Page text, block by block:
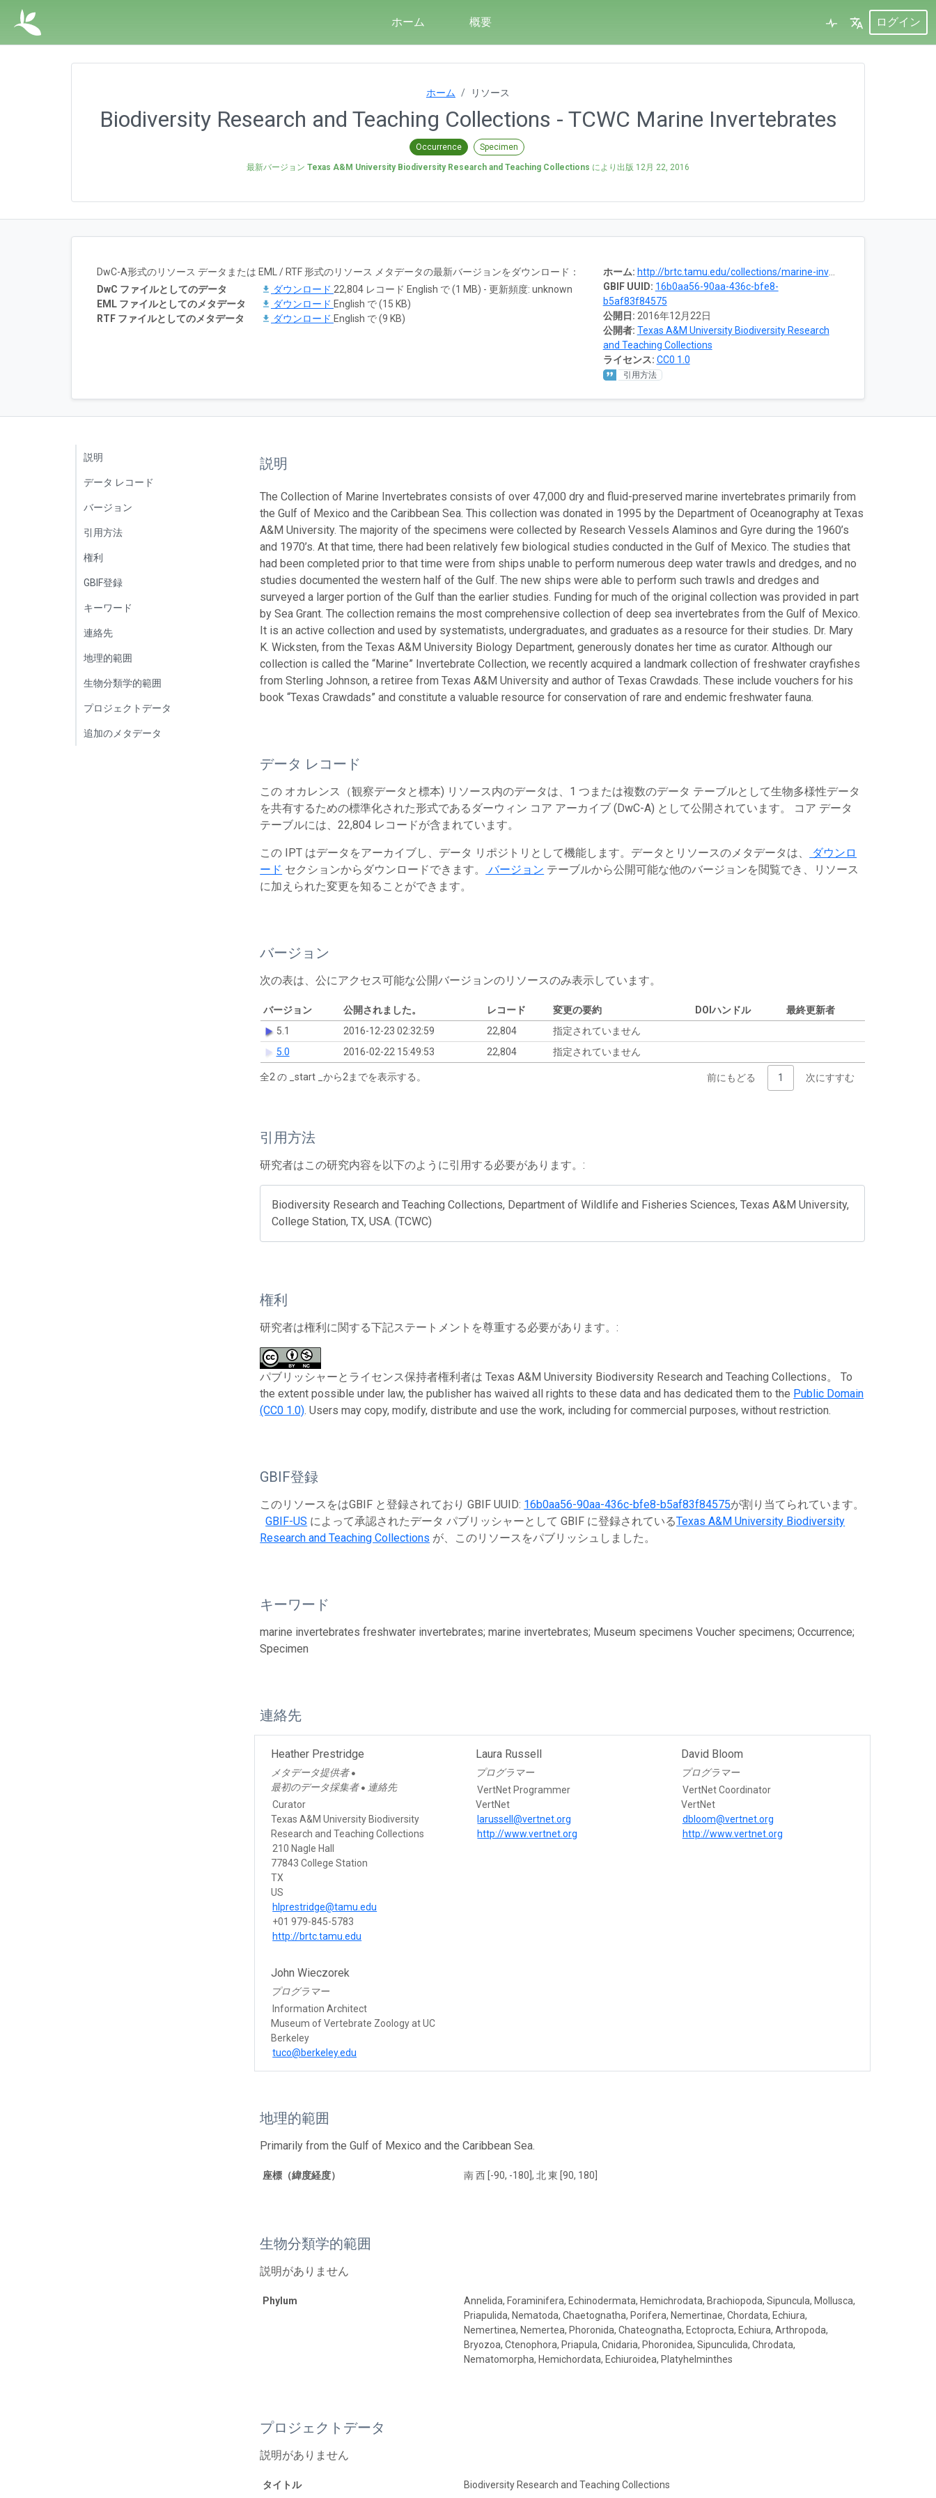
ホーム 概要 ログイン
ホーム リソース
Biodiversity Research and Teaching Collections - TCWC Marine Invertebrates
Occurrence Specimen
最新バージョン Texas A&M University Biodiversity Research and Teaching Collections により出版 12月 22, 2016
ホーム: http://brtc.tamu.edu/collections/marine-invertebrates/
GBIF UUID: 16b0aa56-90aa-436c-bfe8-
b5af83f84575
公開日: 2016年12月22日
公開者: Texas A&M University Biodiversity Research
and Teaching Collections
ライセンス: CC0 1.0
引用方法
DwC-A形式のリソース データまたは EML / RTF 形式のリソース メタデータの最新バージョンをダウンロード：
DwC ファイルとしてのデータ
ダウンロード 22,804 レコード English で (1 MB) - 更新頻度: unknown
EML ファイルとしてのメタデータ
ダウンロード English で (15 KB)
RTF ファイルとしてのメタデータ
ダウンロード English で (9 KB)
説明
データ レコード
バージョン
引用方法
権利
GBIF登録
キーワード
連絡先
地理的範囲
生物分類学的範囲
プロジェクトデータ
追加のメタデータ
説明
The Collection of Marine Invertebrates consists of over 47,000 dry and fluid-preserved marine invertebrates primarily from
the Gulf of Mexico and the Caribbean Sea. This collection was donated in 1995 by the Department of Oceanography at Texas
A&M University. The majority of the specimens were collected by Research Vessels Alaminos and Gyre during the 1960’s
and 1970’s. At that time, there had been relatively few biological studies conducted in the Gulf of Mexico. The studies that
had been completed prior to that time were from ships unable to perform numerous deep water trawls and dredges, and no
studies documented the western half of the Gulf. The new ships were able to perform such trawls and dredges and
surveyed a larger portion of the Gulf than the earlier studies. Funding for much of the original collection was provided in part
by Sea Grant. The collection remains the most comprehensive collection of deep sea invertebrates from the Gulf of Mexico.
It is an active collection and used by systematists, undergraduates, and graduates as a resource for their studies. Dr. Mary
K. Wicksten, from the Texas A&M University Biology Department, generously donates her time as curator. Although our
collection is called the “Marine” Invertebrate Collection, we recently acquired a landmark collection of freshwater crayfishes
from Sterling Johnson, a retiree from Texas A&M University and author of Texas Crawdads. These include vouchers for his
book “Texas Crawdads” and constitute a valuable resource for conservation of rare and endemic freshwater fauna.
データ レコード
この オカレンス（観察データと標本) リソース内のデータは、1 つまたは複数のデータ テーブルとして生物多様性データ
を共有するための標準化された形式であるダーウィン コア アーカイブ (DwC-A) として公開されています。 コア データ
テーブルには、22,804 レコードが含まれています。
この IPT はデータをアーカイブし、データ リポジトリとして機能します。データとリソースのメタデータは、
ダウンロ
ード セクションからダウンロードできます。 バージョン テーブルから公開可能な他のバージョンを閲覧でき、リソース
に加えられた変更を知ることができます。
バージョン
次の表は、公にアクセス可能な公開バージョンのリソースのみ表示しています。
バージョン 公開されました。 レコード 変更の要約 DOIハンドル
最終更新者
5.1
2016-12-23 02:32:59 22,804
指定されていません
5.0
2016-02-22 15:49:53 22,804 指定されていません
全2 の _start _から2までを表示する。 前にもどる 1 次にすすむ
引用方法
研究者はこの研究内容を以下のように引用する必要があります。:
Biodiversity Research and Teaching Collections, Department of Wildlife and Fisheries Sciences, Texas A&M University,
College Station, TX, USA. (TCWC)
権利
研究者は権利に関する下記ステートメントを尊重する必要があります。:
パブリッシャーとライセンス保持者権利者は Texas A&M University Biodiversity Research and Teaching Collections。 To
the extent possible under law, the publisher has waived all rights to these data and has dedicated them to the Public Domain
(CC0 1.0). Users may copy, modify, distribute and use the work, including for commercial purposes, without restriction.
GBIF登録
このリソースをはGBIF と登録されており GBIF UUID: 16b0aa56-90aa-436c-bfe8-b5af83f84575が割り当てられています。
GBIF-US によって承認されたデータ パブリッシャーとして GBIF に登録されているTexas A&M University Biodiversity
Research and Teaching Collections が、このリソースをパブリッシュしました。
キーワード
marine invertebrates freshwater invertebrates; marine invertebrates; Museum specimens Voucher specimens; Occurrence;
Specimen
連絡先
Heather Prestridge
メタデータ提供者 ●
最初のデータ採集者 ● 連絡先
Curator
Texas A&M University Biodiversity
Research and Teaching Collections
210 Nagle Hall
77843 College Station
TX
US
hlprestridge@tamu.edu
+01 979-845-5783
http://brtc.tamu.edu
Laura Russell
プログラマー
VertNet Programmer
VertNet
larussell@vertnet.org
http://www.vertnet.org
David Bloom
プログラマー
VertNet Coordinator
VertNet
dbloom@vertnet.org
http://www.vertnet.org
John Wieczorek
プログラマー
Information Architect
Museum of Vertebrate Zoology at UC
Berkeley
tuco@berkeley.edu
地理的範囲
Primarily from the Gulf of Mexico and the Caribbean Sea.
座標（緯度経度） 南 西 [-90, -180], 北 東 [90, 180]
生物分類学的範囲
説明がありません
Phylum
Annelida, Foraminifera, Echinodermata, Hemichrodata, Brachiopoda, Sipuncula, Mollusca,
Priapulida, Nematoda, Chaetognatha, Porifera, Nemertinae, Chordata, Echiura,
Nemertinea, Nemertea, Phoronida, Chateognatha, Ectoprocta, Echiura, Arthropoda,
Bryozoa, Ctenophora, Priapula, Cnidaria, Phoronidea, Sipunculida, Chrodata,
Nematomorpha, Hemichordata, Echiuroidea, Platyhelminthes
プロジェクトデータ
説明がありません
タイトル Biodiversity Research and Teaching Collections